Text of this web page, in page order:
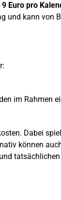
9 Euro pro
und kann von
im Rahmen
Dabei
können